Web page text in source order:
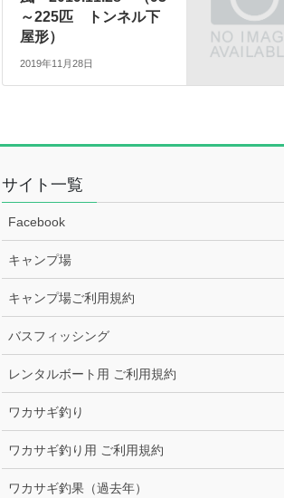
～225匹 トンネル下
屋形）
2019年11月28日
サイト一覧
Facebook
キャンプ場
キャンプ場ご利用規約
バスフィッシング
レンタルボート用 ご利用規約
ワカサギ釣り
ワカサギ釣り用 ご利用規約
ワカサギ釣果（過去年）